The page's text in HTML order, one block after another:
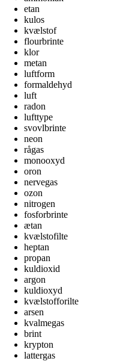
etan
kulos
kvælstof
flourbrinte
klor
metan
luftform
formaldehyd
luft
radon
lufttype
svovlbrinte
neon
rågas
monooxyd
oron
nervegas
ozon
nitrogen
fosforbrinte
ætan
kvælstofilte
heptan
propan
kuldioxid
argon
kuldioxyd
kvælstofforilte
arsen
kvalmegas
brint
krypton
lattergas